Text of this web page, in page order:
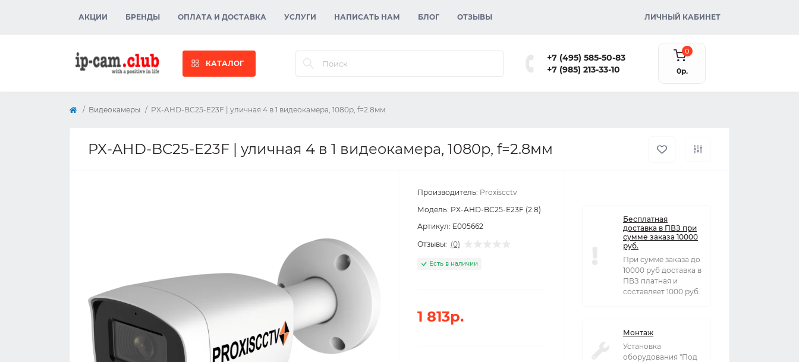
АКЦИИ БРЕНДЫ ОПЛАТА И ДОСТАВКА УСЛУГИ НАПИСАТЬ НАМ БЛОГ ОТЗЫВЫ ЛИЧНЫЙ КАБИНЕТ
КАТАЛОГ
+7 (495) 585-50-83
+7 (985) 213-33-10
0
0р.
Видеокамеры PX-AHD-BC25-E23F | уличная 4 в 1 видеокамера, 1080p, f=2.8мм
PX-AHD-BC25-E23F | уличная 4 в 1 видеокамера, 1080p, f=2.8мм
Производитель: Proxiscctv
Модель: PX-AHD-BC25-E23F (2.8)
Артикул: E005662
Отзывы: (0)
Есть в наличии
1 813р.
Бесплатная
доставка в ПВЗ при
сумме заказа 10000
руб.
При сумме заказа до
10000 руб доставка в
ПВЗ платная и
составляет 1000 руб.
Монтаж
Установка
оборудования "Под